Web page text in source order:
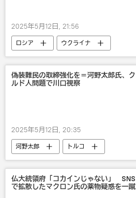
2025年5月12日, 21:56
ロシア ウクライナ
偽装難民の取締強化を＝河野太郎氏、ク
ルド人問題で川口視察
2025年5月12日, 20:35
河野太郎 トルコ
仏大統領府「コカインじゃない」 SNS
で拡散したマクロン氏の薬物疑惑を一蹴